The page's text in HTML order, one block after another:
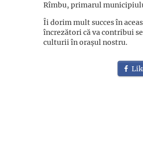
Rîmbu, primarul
Îi dorim mult succes în
încrezători că va contribui
culturii în orașul nostru.